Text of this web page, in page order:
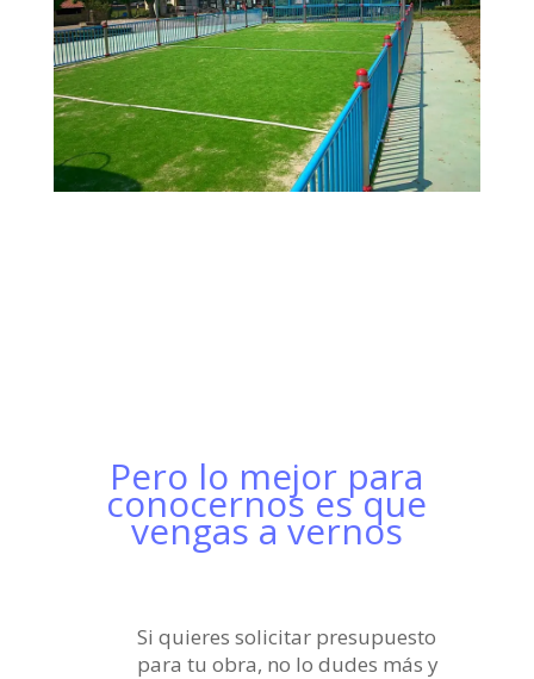
Pero lo mejor para
conocernos es que
vengas a vernos
Si quieres solicitar presupuesto
para tu obra, no lo dudes más y